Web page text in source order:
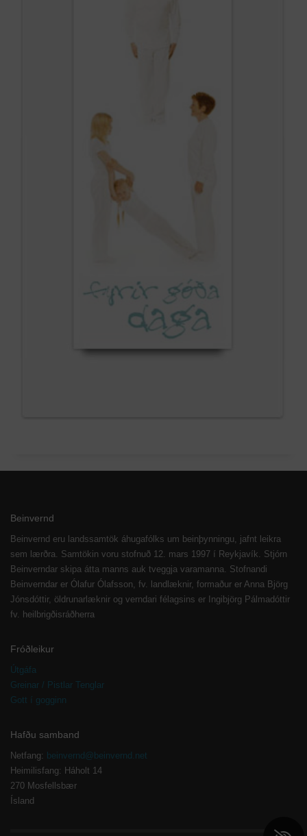
Beinvernd
Beinvernd eru landssamtök áhugafólks um beinþynningu, jafnt leikra
sem lærðra. Samtökin voru stofnuð 12. mars 1997 í Reykjavík. Stjórn
Beinverndar skipa átta manns auk tveggja varamanna. Stofnandi
Beinverndar er Ólafur Ólafsson, fv. landlæknir, formaður er Anna Björg
Jónsdóttir, öldrunarlæknir og verndari félagsins er Ingibjörg Pálmadóttir
fv. heilbrigðisráðherra
Fróðleikur
Útgáfa
Greinar / Pistlar Tenglar
Gott í gogginn
Hafðu samband
Netfang: beinvernd@beinvernd.net
Heimilisfang: Háholt 14
270 Mosfellsbær
Ísland